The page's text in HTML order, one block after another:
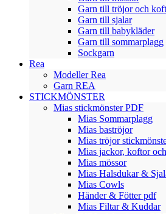
Garn till tröjor och
Garn till sjalar
Garn till babykläder
Garn till sommarplagg
Sockgarn
Rea
Modeller Rea
Garn REA
STICKMÖNSTER
Mias stickmönster PDF
Mias Sommarplagg
Mias baströjor
Mias tröjor
Mias jackor, koftor
Mias mössor
Mias Halsdukar &
Mias Cowls
Händer & Fötter pdf
Mias Filtar & Kuddar